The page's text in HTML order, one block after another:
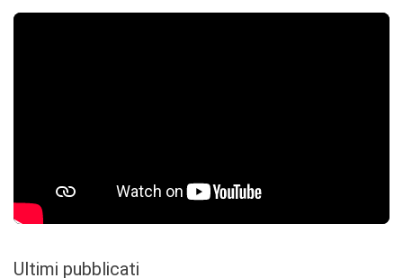
Ultimi pubblicati